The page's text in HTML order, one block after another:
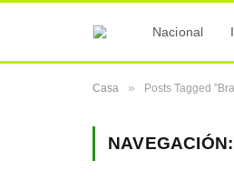
Nacional
Casa » Posts Tagged
NAVEGACIÓN: